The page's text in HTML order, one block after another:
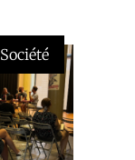
Société